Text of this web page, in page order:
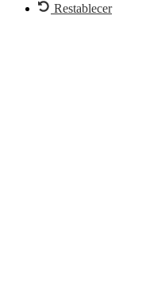
Restablecer